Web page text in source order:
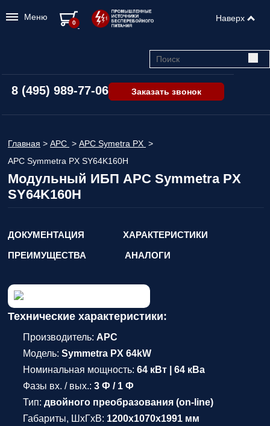
8 (495) 989-77-06 Заказать звонок
Главная > APC > APC Symetra PX >
APC Symmetra PX SY64K160H
Модульный ИБП APC Symmetra PX
SY64K160H
ДОКУМЕНТАЦИЯ
ХАРАКТЕРИСТИКИ
ПРЕИМУЩЕСТВА
АНАЛОГИ
Технические характеристики:
Производитель: APC
Модель: Symmetra PX 64kW
Номинальная мощность: 64 кВт | 64 кВа
Фазы вх. / вых.: 3 Ф / 1 Ф
Тип: двойного преобразования (on-line)
Габариты, ШхГхВ: 1200x1070x1991 мм
Меню Наверх
0